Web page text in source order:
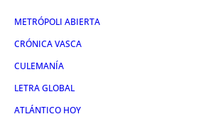
METRÓPOLI ABIERTA
CRÓNICA VASCA
CULEMANÍA
LETRA GLOBAL
ATLÁNTICO HOY